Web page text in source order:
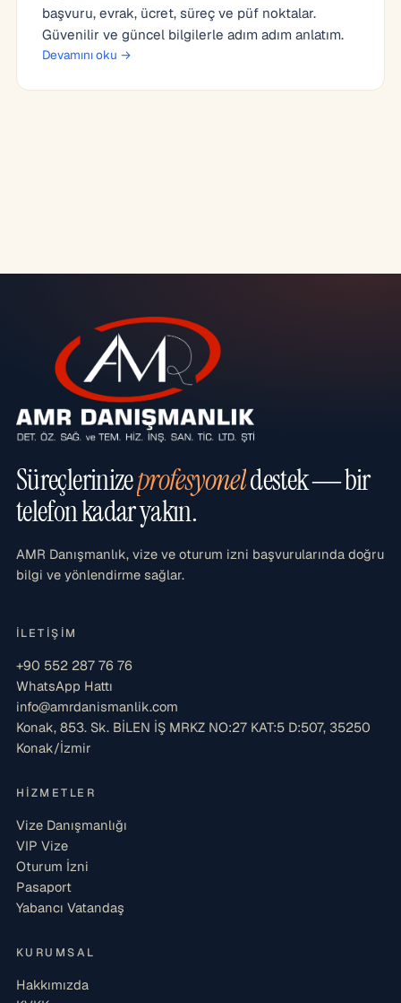
başvuru, evrak, ücret, süreç ve püf noktalar.
Güvenilir ve güncel bilgilerle adım adım anlatım.
Devamını oku →
Süreçlerinizeprofesyoneldestek — bir
telefon kadar yakın.
AMR Danışmanlık, vize ve oturum izni başvurularında doğru
bilgi ve yönlendirme sağlar.
İLETIŞIM
+90 552 287 76 76
WhatsApp Hattı
info@amrdanismanlik.com
Konak, 853. Sk. BİLEN İŞ MRKZ NO:27 KAT:5 D:507, 35250
Konak/İzmir
HIZMETLER
Vize Danışmanlığı
VIP Vize
Oturum İzni
Pasaport
Yabancı Vatandaş
KURUMSAL
Hakkımızda